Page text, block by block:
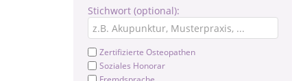
Stichwort (optional):
Zertifizierte Osteopathen
Soziales Honorar